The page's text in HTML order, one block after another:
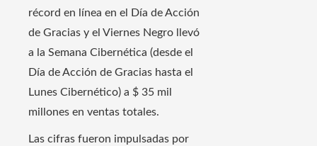
récord en línea en el Día de Acción
de Gracias y el Viernes Negro llevó
a la Semana Cibernética (desde el
Día de Acción de Gracias hasta el
Lunes Cibernético) a $ 35 mil
millones en ventas totales.
Las cifras fueron impulsadas por